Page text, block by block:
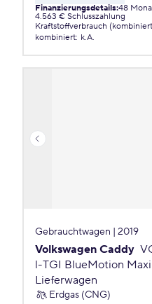
Finanzierungsdetails:48
4.563 € Schlusszahlung
Kraftstoffverbrauch
kombiniert: k.A.
Gebrauchtwagen | 2019
Volkswagen Caddy
l-TGI BlueMotion
Lieferwagen
Erdgas (CNG)